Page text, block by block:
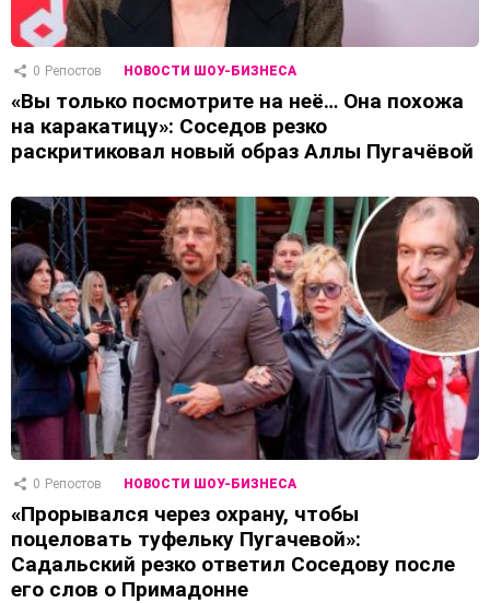
0 Репостов НОВОСТИ ШОУ-БИЗНЕСА
«Вы только посмотрите на неё… Она похожа
на каракатицу»: Соседов резко
раскритиковал новый образ Аллы Пугачёвой
0 Репостов НОВОСТИ ШОУ-БИЗНЕСА
«Прорывался через охрану, чтобы
поцеловать туфельку Пугачевой»:
Садальский резко ответил Соседову после
его слов о Примадонне